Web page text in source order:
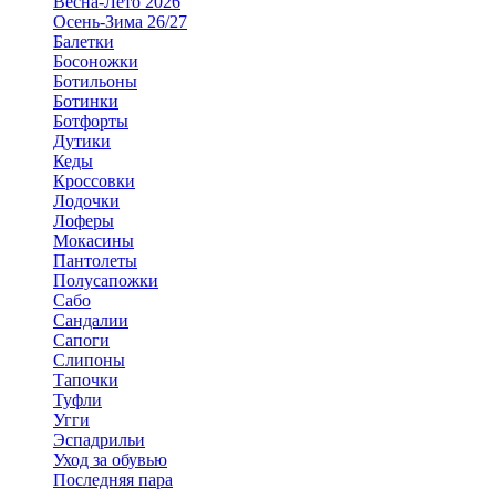
Осень-Зима 26/27
Балетки
Босоножки
Ботильоны
Ботинки
Ботфорты
Дутики
Кеды
Кроссовки
Лодочки
Лоферы
Мокасины
Пантолеты
Полусапожки
Сабо
Сандалии
Сапоги
Слипоны
Тапочки
Туфли
Угги
Эспадрильи
Уход за обувью
Последняя пара